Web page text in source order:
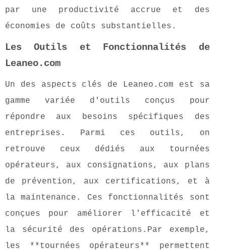
par une productivité accrue et des
économies de coûts substantielles.
Les Outils et Fonctionnalités de
Leaneo.com
Un des aspects clés de Leaneo.com est sa
gamme variée d'outils conçus pour
répondre aux besoins spécifiques des
entreprises. Parmi ces outils, on
retrouve ceux dédiés aux tournées
opérateurs, aux consignations, aux plans
de prévention, aux certifications, et à
la maintenance. Ces fonctionnalités sont
conçues pour améliorer l'efficacité et
la sécurité des opérations.Par exemple,
les **tournées opérateurs** permettent